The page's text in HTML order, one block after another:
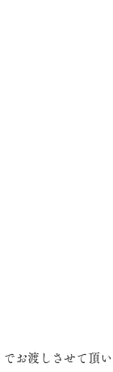
お渡しさせて頂